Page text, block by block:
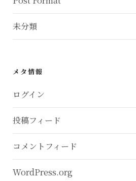
未分類
メタ情報
ログイン
投稿フィード
コメントフィード
WordPress.org